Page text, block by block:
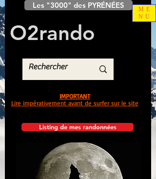
Les "3000" des PYRÉNÉES
O2rando
Listing de mes randonnées
IMPORTANT
Lire impérativement avant de surfer sur le site
ME
NU